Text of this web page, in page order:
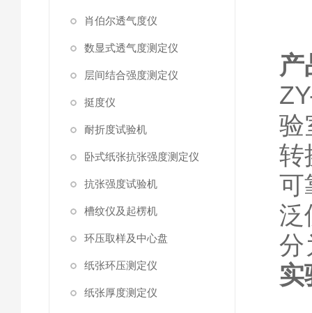
肖伯尔透气度仪
数显式透气度测定仪
层间结合强度测定仪
挺度仪
耐折度试验机
卧式纸张抗张强度测定仪
抗张强度试验机
槽纹仪及起楞机
环压取样及中心盘
纸张环压测定仪
纸张厚度测定仪
产
验
转
可
分
实